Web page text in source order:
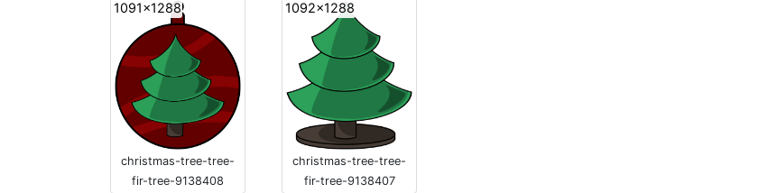
1091x1288
christmas-tree-tree-
fir-tree-9138408
1092x1288
christmas-tree-tree-
fir-tree-9138407